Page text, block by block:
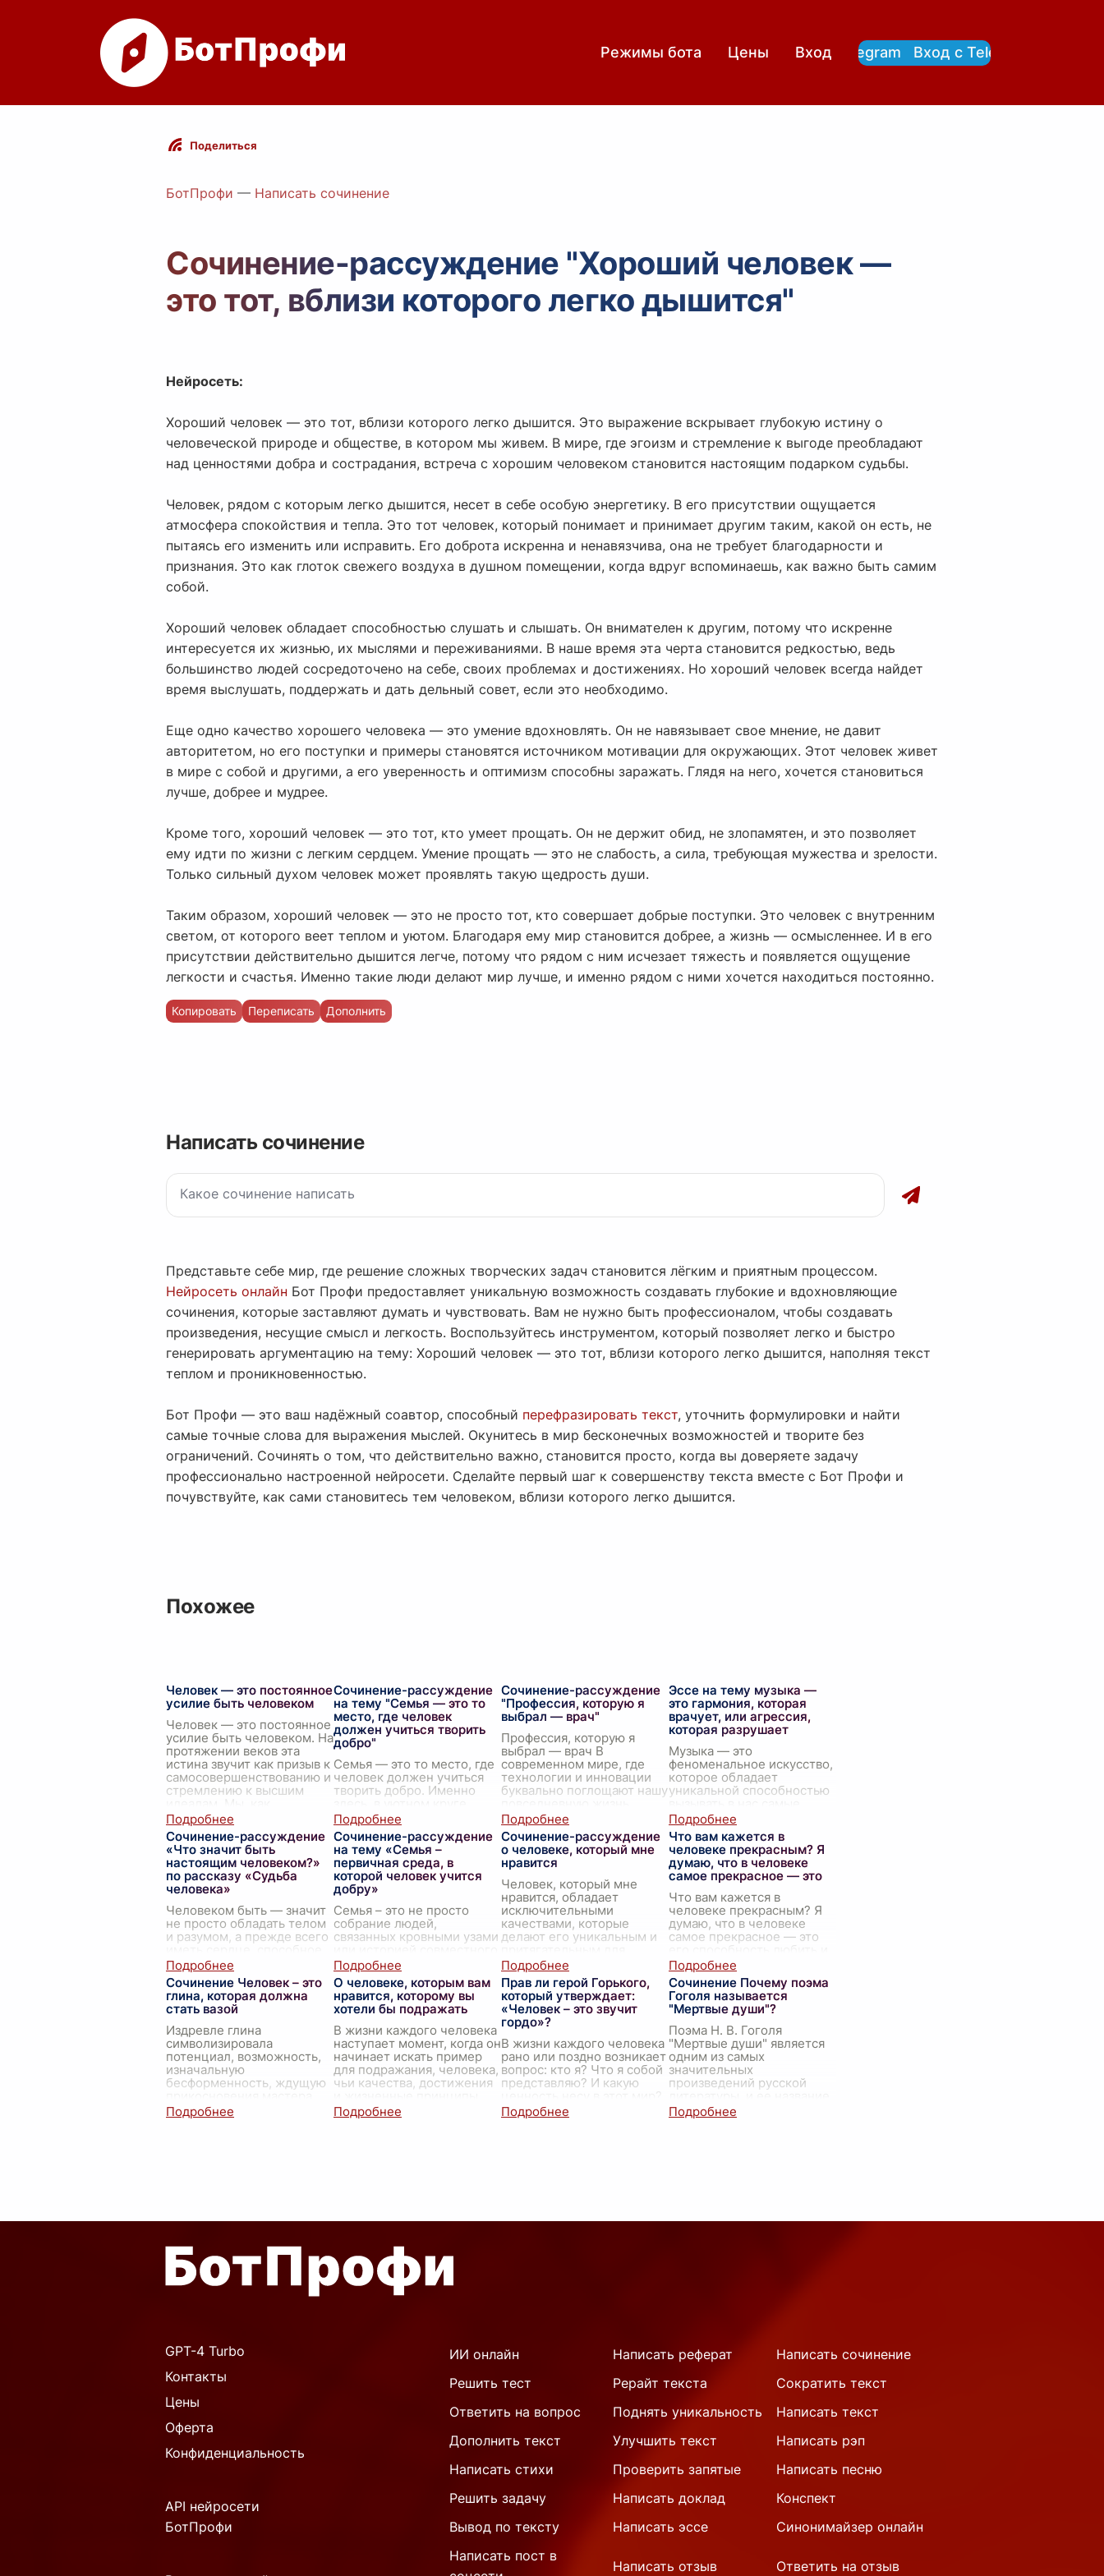
Режимы бота Цены Вход
Вход с Telegram Вход с Telegram
Поделиться
БотПрофи — Написать сочинение
Сочинение-рассуждение "Хороший человек —
это тот, вблизи которого легко дышится"
Нейросеть:
Хороший человек — это тот, вблизи которого легко дышится. Это выражение вскрывает глубокую истину о
человеческой природе и обществе, в котором мы живем. В мире, где эгоизм и стремление к выгоде преобладают
над ценностями добра и сострадания, встреча с хорошим человеком становится настоящим подарком судьбы.
Человек, рядом с которым легко дышится, несет в себе особую энергетику. В его присутствии ощущается
атмосфера спокойствия и тепла. Это тот человек, который понимает и принимает другим таким, какой он есть, не
пытаясь его изменить или исправить. Его доброта искренна и ненавязчива, она не требует благодарности и
признания. Это как глоток свежего воздуха в душном помещении, когда вдруг вспоминаешь, как важно быть самим
собой.
Хороший человек обладает способностью слушать и слышать. Он внимателен к другим, потому что искренне
интересуется их жизнью, их мыслями и переживаниями. В наше время эта черта становится редкостью, ведь
большинство людей сосредоточено на себе, своих проблемах и достижениях. Но хороший человек всегда найдет
время выслушать, поддержать и дать дельный совет, если это необходимо.
Еще одно качество хорошего человека — это умение вдохновлять. Он не навязывает свое мнение, не давит
авторитетом, но его поступки и примеры становятся источником мотивации для окружающих. Этот человек живет
в мире с собой и другими, а его уверенность и оптимизм способны заражать. Глядя на него, хочется становиться
лучше, добрее и мудрее.
Кроме того, хороший человек — это тот, кто умеет прощать. Он не держит обид, не злопамятен, и это позволяет
ему идти по жизни с легким сердцем. Умение прощать — это не слабость, а сила, требующая мужества и зрелости.
Только сильный духом человек может проявлять такую щедрость души.
Таким образом, хороший человек — это не просто тот, кто совершает добрые поступки. Это человек с внутренним
светом, от которого веет теплом и уютом. Благодаря ему мир становится добрее, а жизнь — осмысленнее. И в его
присутствии действительно дышится легче, потому что рядом с ним исчезает тяжесть и появляется ощущение
легкости и счастья. Именно такие люди делают мир лучше, и именно рядом с ними хочется находиться постоянно.
Копировать Переписать Дополнить
Написать сочинение
Представьте себе мир, где решение сложных творческих задач становится лёгким и приятным процессом.
Нейросеть онлайн Бот Профи предоставляет уникальную возможность создавать глубокие и вдохновляющие
сочинения, которые заставляют думать и чувствовать. Вам не нужно быть профессионалом, чтобы создавать
произведения, несущие смысл и легкость. Воспользуйтесь инструментом, который позволяет легко и быстро
генерировать аргументацию на тему: Хороший человек — это тот, вблизи которого легко дышится, наполняя текст
теплом и проникновенностью.
Бот Профи — это ваш надёжный соавтор, способный перефразировать текст, уточнить формулировки и найти
самые точные слова для выражения мыслей. Окунитесь в мир бесконечных возможностей и творите без
ограничений. Сочинять о том, что действительно важно, становится просто, когда вы доверяете задачу
профессионально настроенной нейросети. Сделайте первый шаг к совершенству текста вместе с Бот Профи и
почувствуйте, как сами становитесь тем человеком, вблизи которого легко дышится.
Похожее
Человек — это постоянное
усилие быть человеком
Человек — это постоянное
усилие быть человеком. На
протяжении веков эта
истина звучит как призыв к
самосовершенствованию и
стремлению к высшим
человеческие существ
Сочинение-рассуждение
на тему "Семья — это то
место, где человек
должен учиться творить
добро"
Семья — это то место, где
человек должен учиться
творить добро. Именно
близких людей, мы
впервые сталкиваемся с
такими важными
понятиями, как любовь,
забота и...
Сочинение-рассуждение
"Профессия, которую я
выбрал — врач"
Профессия, которую я
выбрал — врач В
современном мире, где
технологии и инновации
буквально поглощают нашу
профессия врача все так
же остается одной из
наиболе...
Эссе на тему музыка —
это гармония, которая
врачует, или агрессия,
которая разрушает
Музыка — это
феноменальное искусство,
которое обладает
уникальной способностью
разнообразные эмоции.
Она может быть как
благосклонной
целительницей, так и
неис...
Сочинение-рассуждение
«Что значит быть
настоящим человеком?»
по рассказу «Судьба
человека»
Человеком быть — значит
не просто обладать телом
и разумом, а прежде всего
сострадать, переживать и
любить. В повести Михаила
Шолохова «Судьба
человека» пер...
Сочинение-рассуждение
на тему «Семья –
первичная среда, в
которой человек учится
добру»
Семья – это не просто
собрание людей,
связанных кровными узами
проживания. Это
основополагающий
институт, в котором
зарождаются и
воспитываются те
внутренн...
Сочинение-рассуждение
о человеке, который мне
нравится
Человек, который мне
нравится, обладает
исключительными
качествами, которые
делают его уникальным и
окружающих. Он
отличается не только
внешней
привлекательность...
Что вам кажется в
человеке прекрасным? Я
думаю, что в человеке
самое прекрасное — это
Что вам кажется в
человеке прекрасным? Я
думаю, что в человеке
самое прекрасное — это
сострадать. Ни одна другая
живая сущность не
способна так глубоко чув...
Сочинение Человек – это
глина, которая должна
стать вазой
Издревле глина
символизировала
потенциал, возможность,
изначальную
бесформенность, ждущую
Человек, подобно глине,
рождается с набором
О человеке, которым вам
нравится, которому вы
хотели бы подражать
В жизни каждого человека
наступает момент, когда он
начинает искать пример
для подражания, человека,
чьи качества, достижения
вызывают восхищение и
желание ста
Прав ли герой Горького,
который утверждает:
«Человек – это звучит
гордо»?
В жизни каждого человека
рано или поздно возникает
вопрос: кто я? Что я собой
представляю? И какую
На эти сложные вопросы
пытались ответить великие
Сочинение Почему поэма
Гоголя называется
"Мертвые души"?
Поэма Н. В. Гоголя
"Мертвые души" является
одним из самых
значительных
произведений русской
сразу вызывает множество
вопросов и размышлений.
GPT-4 Turbo
Контакты
Цены
Оферта
Конфиденциальность
API нейросети
БотПрофи
ИИ онлайн Написать реферат
Написать сочинение
Решить тест
Рерайт текста
Сократить текст
Ответить на вопрос
Поднять уникальность
Написать текст
Дополнить текст
Улучшить текст
Написать рэп
Написать стихи
Проверить запятые
Написать песню
Решить задачу
Написать доклад
Конспект
Вывод по тексту
Написать эссе
Синонимайзер онлайн
Написать пост в
Написать отзыв Ответить на отзыв